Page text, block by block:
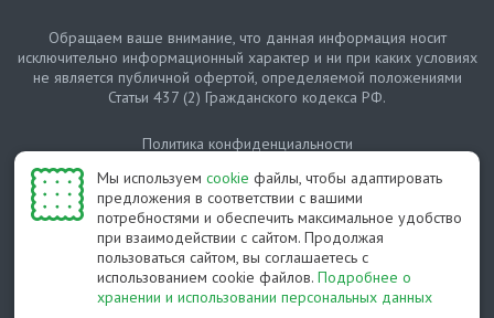
Мы используем cookie файлы, чтобы адаптировать
предложения в соответствии с вашими
потребностями и обеспечить максимальное удобство
при взаимодействии с сайтом. Продолжая
пользоваться сайтом, вы соглашаетесь с
использованием cookie файлов. Подробнее о
хранении и использовании персональных данных
© Протепло-СПб, 2011-2026
Обращаем ваше внимание, что данная информация носит
исключительно информационный характер и ни при каких условиях
не является публичной офертой, определяемой положениями
Статьи 437 (2) Гражданского кодекса РФ.
Политика конфиденциальности
Карта сайта
Разработано студией Feel Good St